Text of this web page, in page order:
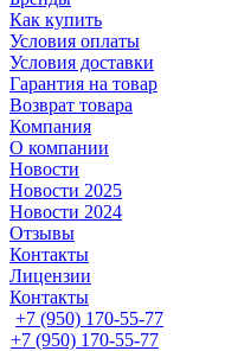
Как купить
Условия оплаты
Условия доставки
Гарантия на товар
Возврат товара
Компания
О компании
Новости
Новости 2025
Новости 2024
Отзывы
Контакты
Лицензии
Контакты
+7 (950) 170-55-77
+7 (950) 170-55-77